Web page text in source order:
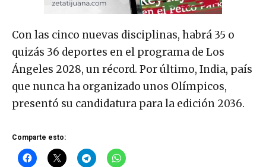
Con las cinco nuevas disciplinas, habrá 35 o
quizás 36 deportes en el programa de Los
Ángeles 2028, un récord. Por último, India, país
que nunca ha organizado unos Olímpicos,
presentó su candidatura para la edición 2036.
Comparte esto: